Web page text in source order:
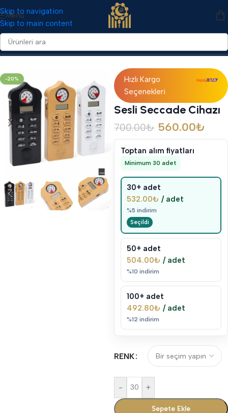
Skip to navigation
Skip to main content
Menü
Ana Sayfa/Diğer/Elektronik
-20%
Hızlı Kargo
Seçenekleri
Sesli Seccade Cihazı
700.00₺ 560.00₺
Toptan alım fiyatları
Minimum 30 adet
30+ adet
532.00₺ / adet
%5 indirim
50+ adet
504.00₺ / adet
%10 indirim
100+ adet
492.80₺ / adet
%12 indirim
RENK
- +
Sepete Ekle